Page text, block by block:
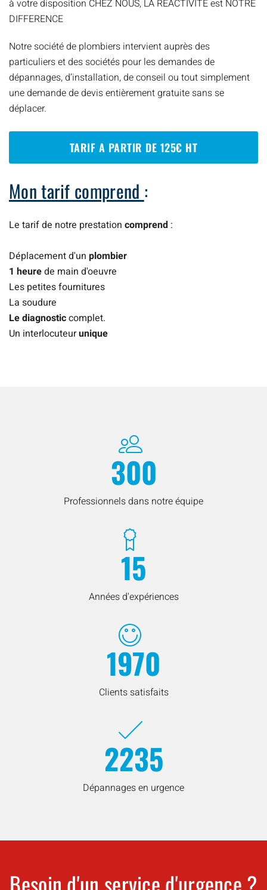
à votre disposition CHEZ NOUS, LA REACTIVITE est NOTRE
DIFFERENCE
Notre société de plombiers intervient auprès des
particuliers et des sociétés pour les demandes de
dépannages, d’installation, de conseil ou tout simplement
une demande de devis entièrement gratuite sans se
déplacer.
TARIF A PARTIR DE 125€ HT
Mon tarif comprend :
Le tarif de notre prestation comprend :
Déplacement d'un plombier
1 heurede main d'oeuvre
Les petites fournitures
La soudure
Le diagnosticcomplet.
Un interlocuteurunique
300
Professionnels dans notre équipe
15
Années d'expériences
1970
Clients satisfaits
2235
Dépannages en urgence